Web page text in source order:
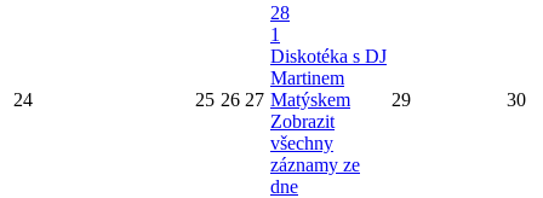
24 25 26 27
28
1
Diskotéka s DJ
Martinem
Matýskem
Zobrazit
všechny
záznamy ze
dne
29 30